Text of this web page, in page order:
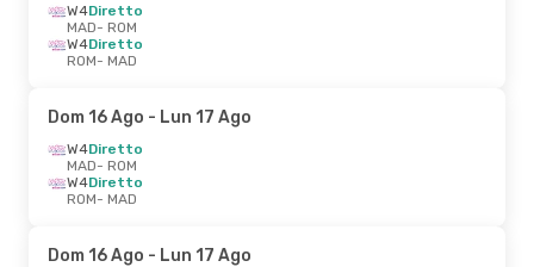
W4Diretto
MAD- ROM
W4Diretto
ROM- MAD
Dom 16 Ago - Lun 17 Ago
W4Diretto
MAD- ROM
W4Diretto
ROM- MAD
Dom 16 Ago - Lun 17 Ago